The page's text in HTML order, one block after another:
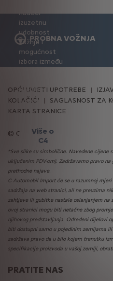
nudeći
izuzetnu
udobnost
vožnje i
mogućnost
izbora između
hibridnih
pogona.
Više o
C4
PROBNA VOŽNJA
PRATITE NAS
Citroën 2025
OPĆI UVJETI UPOTREBE
KOLAČIĆI
SAGLASNOST ZA
KARTA STRANICE
*Sve slike su simbolične. Navedene cijene
uključenim PDV-om). Zadržavamo pravo
prethodne najave.
C Automobil Import će se u razumnoj
sadržaja na web stranici, ali ne preuzima
zahtjeve ili gubitke nastale oslanjanjem na
ovoj stranici mogu biti netačne zbog
njihovog predstavljanja. Određeni dijelovi
biti dostupni samo u pojedinim zemljama
zadržava pravo da u bilo kojem trenutku
specifikacije proizvoda u vašoj zemlji,